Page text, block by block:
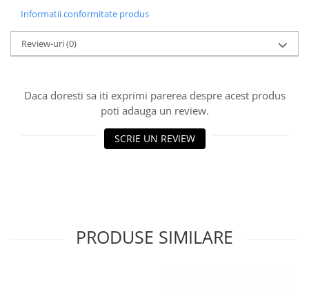
Informatii conformitate produs
Review-uri(0)
Daca doresti sa iti exprimi parerea despre acest produs
poti adauga un review.
SCRIE UN REVIEW
PRODUSE SIMILARE